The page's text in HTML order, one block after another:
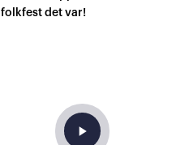
folkfest det var!
play_arrow